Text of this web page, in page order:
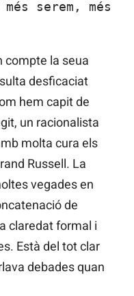
serem, més
compte la seua
desficaciat
hem capit de
un racionalista
molta cura els
Russell. La
vegades en
de
claredat formal i
Està del tot clar
debades quan